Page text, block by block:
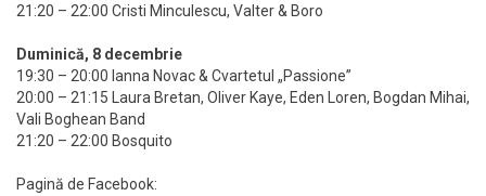
21:20 – 22:00 Cristi Minculescu, Valter & Boro
Duminică, 8 decembrie
19:30 – 20:00 Ianna Novac & Cvartetul „Passione”
20:00 – 21:15 Laura Bretan, Oliver Kaye, Eden Loren, Bogdan Mihai,
Vali Boghean Band
21:20 – 22:00 Bosquito
Pagină de Facebook: